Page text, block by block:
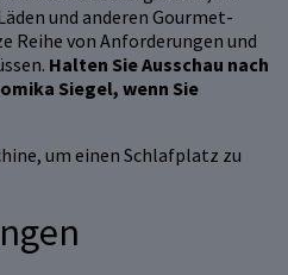
und anderen Gourmet-
Reihe von Anforderungen und
Halten Sie Ausschau nach
Siegel, wenn Sie
um einen Schlafplatz zu